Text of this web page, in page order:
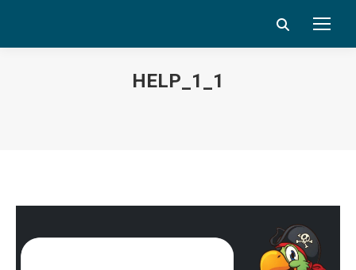
Search:
HELP_1_1